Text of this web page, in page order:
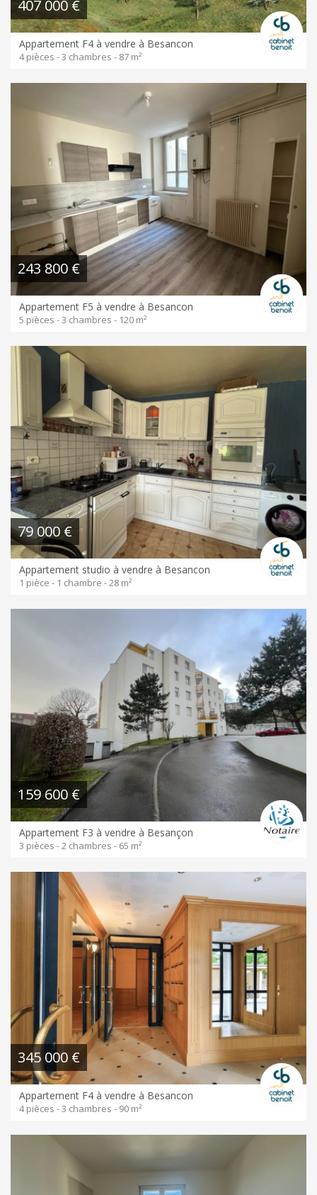
407 000 €
Appartement F4 à vendre à Besancon
4 pièces - 3 chambres - 87 m²
243 800 €
Appartement F5 à vendre à Besancon
5 pièces - 3 chambres - 120 m²
79 000 €
Appartement studio à vendre à Besancon
1 pièce - 1 chambre - 28 m²
159 600 €
Appartement F3 à vendre à Besançon
3 pièces - 2 chambres - 65 m²
345 000 €
Appartement F4 à vendre à Besancon
4 pièces - 3 chambres - 90 m²